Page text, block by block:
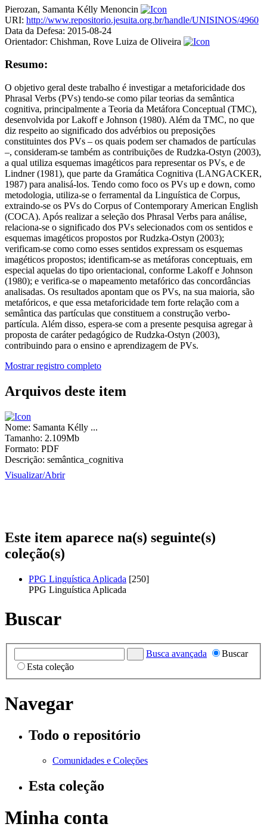
Pierozan, Samanta Kélly Menoncin
URI: http://www.repositorio.jesuita.org.br/handle/UNISINOS/4960
Data da Defesa: 2015-08-24
Orientador: Chishman, Rove Luiza de Oliveira
Resumo:
O objetivo geral deste trabalho é investigar a metaforicidade dos
Phrasal Verbs (PVs) tendo-se como pilar teorias da semântica
cognitiva, principalmente a Teoria da Metáfora Conceptual (TMC),
desenvolvida por Lakoff e Johnson (1980). Além da TMC, no que
diz respeito ao significado dos advérbios ou preposições
constituintes dos PVs – os quais podem ser chamados de partículas
–, consideram-se também as contribuições de Rudzka-Ostyn (2003),
a qual utiliza esquemas imagéticos para representar os PVs, e de
Lindner (1981), que parte da Gramática Cognitiva (LANGACKER,
1987) para analisá-los. Tendo como foco os PVs up e down, como
metodologia, utiliza-se o ferramental da Linguística de Corpus,
extraindo-se os PVs do Corpus of Contemporary American English
(COCA). Após realizar a seleção dos Phrasal Verbs para análise,
relaciona-se o significado dos PVs selecionados com os sentidos e
esquemas imagéticos propostos por Rudzka-Ostyn (2003);
verificam-se como como esses sentidos expressam os esquemas
imagéticos propostos; identificam-se as metáforas conceptuais, em
especial aquelas do tipo orientacional, conforme Lakoff e Johnson
(1980); e verifica-se o mapeamento metafórico das concordâncias
analisadas. Os resultados apontam que os PVs, na sua maioria, são
metafóricos, e que essa metaforicidade tem forte relação com a
semântica das partículas que constituem a construção verbo-
partícula. Além disso, espera-se com a presente pesquisa agregar à
proposta de caráter pedagógico de Rudzka-Ostyn (2003),
contribuindo para o ensino e aprendizagem de PVs.
Mostrar registro completo
Arquivos deste item
Nome: Samanta Kélly ...
Tamanho: 2.109Mb
Formato: PDF
Descrição: semântica_cognitiva
Visualizar/Abrir
Este item aparece na(s) seguinte(s)
coleção(s)
PPG Linguística Aplicada [250]
PPG Linguística Aplicada
Buscar
Busca avançada
Buscar
Esta coleção
Navegar
Todo o repositório
Comunidades e Coleções
Esta coleção
Minha conta